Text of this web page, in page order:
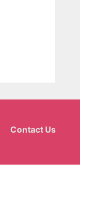
Contact Us